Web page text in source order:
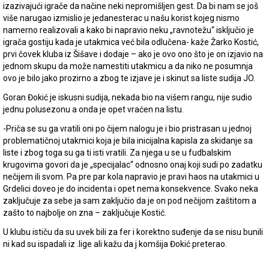
izazivajući igrače da načine neki nepromišljen gest. Da bi nam se još
više narugao izmislio je jedanesterac u našu korist kojeg nismo
namerno realizovali a kako bi napravio neku „ravnotežu“ isključio je
igrača gostiju kada je utakmica već bila odlučena- kaže Žarko Kostić,
prvi čovek kluba iz Šišave i dodaje – ako je ovo ono što je on izjavio na
jednom skupu da može namestiti utakmicu a da niko ne posumnja
ovo je bilo jako prozirno a zbog te izjave je i skinut sa liste sudija JO.
Goran Đokić je iskusni sudija, nekada bio na višem rangu, nije sudio
jednu polusezonu a onda je opet vraćen na listu.
-Priča se su ga vratili oni po čijem nalogu je i bio pristrasan u jednoj
problematičnoj utakmici koja je bila inicijalna kapisla za skidanje sa
liste i zbog toga su ga ti isti vratili. Za njega u se u fudbalskim
krugovima govori da je „specijalac“ odnosno onaj koji sudi po zadatku
nečijem ili svom. Pa pre par kola napravio je pravi haos na utakmici u
Grdelici doveo je do incidenta i opet nema konsekvence. Svako neka
zaključuje za sebe ja sam zaključio da je on pod nečijom zaštitom a
zašto to najbolje on zna – zaključuje Kostić.
U klubu ističu da su uvek bili za fer i korektno suđenje da se nisu bunili
ni kad su ispadali iz .lige ali kažu da j komšija Đokić preterao.